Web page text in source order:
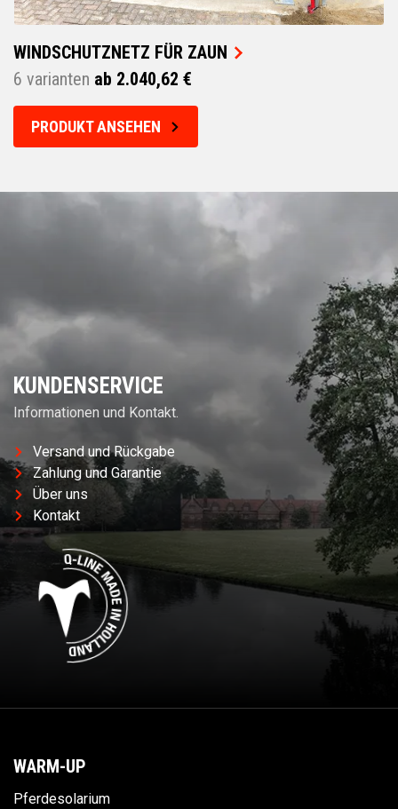
WINDSCHUTZNETZ FÜR ZAUN
6 varianten ab 2.040,62 €
PRODUKT ANSEHEN
KUNDENSERVICE
Informationen und Kontakt.
Versand und Rückgabe
Zahlung und Garantie
Über uns
Kontakt
WARM-UP
Pferdesolarium